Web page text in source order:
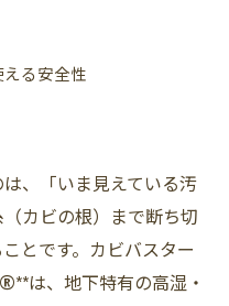
る安全性
、「いま見えている汚
カビの根）まで断ち切
とです。カビバスター
は、地下特有の高湿・